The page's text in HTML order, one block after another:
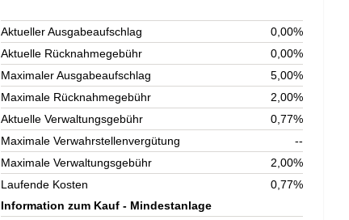
Aktueller Ausgabeaufschlag
0,00%
Aktuelle Rücknahmegebühr
0,00%
Maximaler Ausgabeaufschlag
5,00%
Maximale Rücknahmegebühr
2,00%
Aktuelle Verwaltungsgebühr
0,77%
Maximale Verwahrstellenvergütung
--
Maximale Verwaltungsgebühr
2,00%
Laufende Kosten
0,77%
Information zum Kauf - Mindestanlage